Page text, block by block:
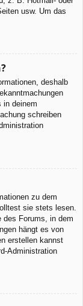
usw. Um das
deshalb
in deinem
schreiben
zu dem
sie stets lesen.
des Forums, in dem
hängt es von
erstellen kannst
Administration